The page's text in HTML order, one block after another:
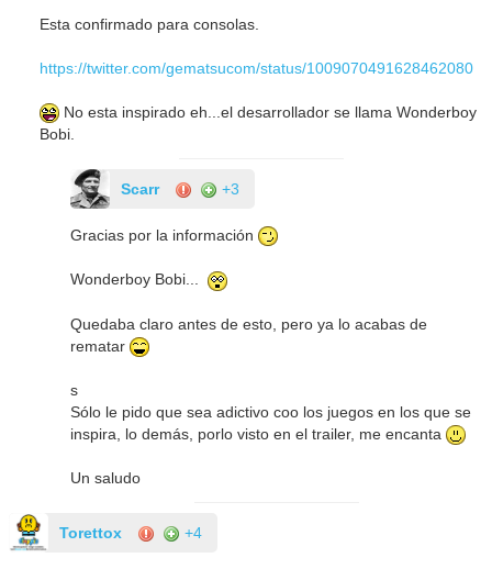
Esta confirmado para consolas.
https://twitter.com/gematsucom/status/1009070491628462080
No esta inspirado eh...el desarrollador se llama Wonderboy
Bobi.
Scarr +3
Gracias por la información
Wonderboy Bobi...
Quedaba claro antes de esto, pero ya lo acabas de
rematar
s
Sólo le pido que sea adictivo coo los juegos en los que se
inspira, lo demás, porlo visto en el trailer, me encanta
Un saludo
Torettox +4